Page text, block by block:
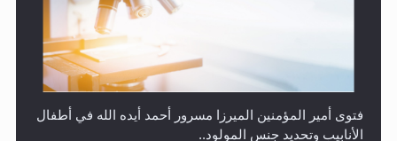
رأيٌ في لغة المسيح الموعود عليه السلام.. 4...
هل من الصحيح أن ديّة المرأة المقتولة تساوي نصف ديّة
الرجل المقتول؟